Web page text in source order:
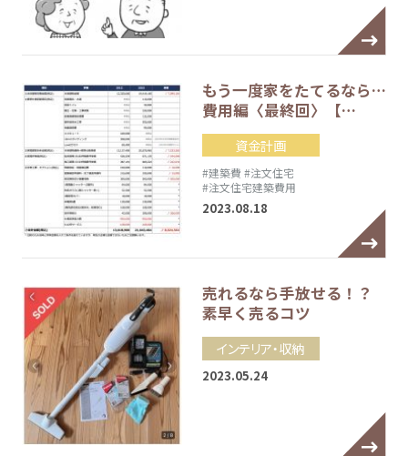
もう一度家をたてるなら…
費用編〈最終回〉【…
資金計画
#建築費 #注文住宅
#注文住宅建築費用
2023.08.18
売れるなら手放せる！？
素早く売るコツ
インテリア・収納
2023.05.24